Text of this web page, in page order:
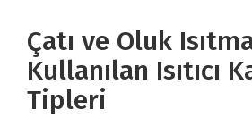
Çatı ve Oluk
Kullanılan Isıtıcı
Tipleri